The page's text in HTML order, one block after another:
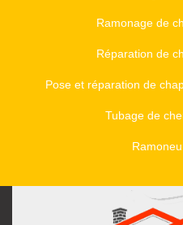
Ramonage de
Réparation de
Pose et réparation de
Tubage de